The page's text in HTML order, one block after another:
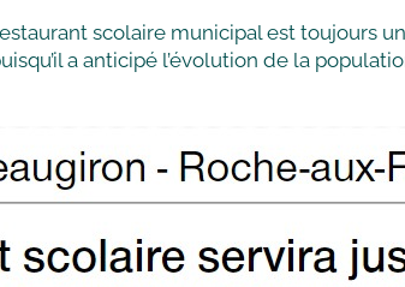
scolaire municipal est toujours
a anticipé l’évolution de la